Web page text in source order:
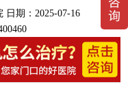
日期：2025-07-16